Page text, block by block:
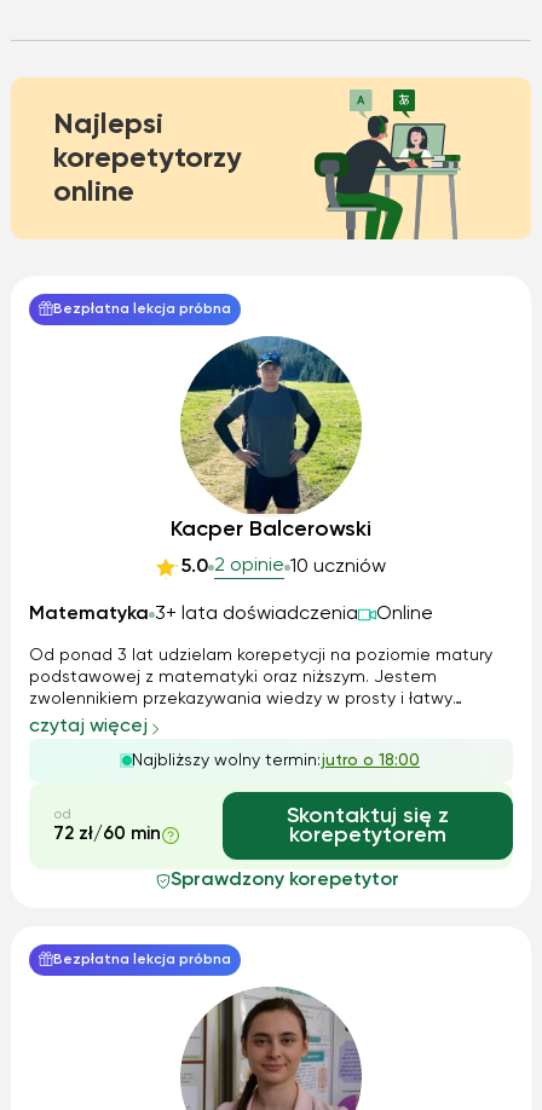
Najlepsi
korepetytorzy
online
Bezpłatna lekcja próbna
Kacper Balcerowski
5.0 2 opinie 10 uczniów
Matematyka 3+ lata doświadczenia Online
Od ponad 3 lat udzielam korepetycji na poziomie matury
podstawowej z matematyki oraz niższym. Jestem
zwolennikiem przekazywania wiedzy w prosty i łatwy
sposób. Nie lubię niepotrzebnego komplikowania zadań jak
często ma to miejsce w szkole. Wytłumaczę Ci zadanie
krok po kroku, żebyś mogła/mógł wszyst...
czytaj więcej
Najbliższy wolny termin:jutro o 18:00
od
72 zł/60 min
Skontaktuj się z
korepetytorem
Sprawdzony korepetytor
Bezpłatna lekcja próbna